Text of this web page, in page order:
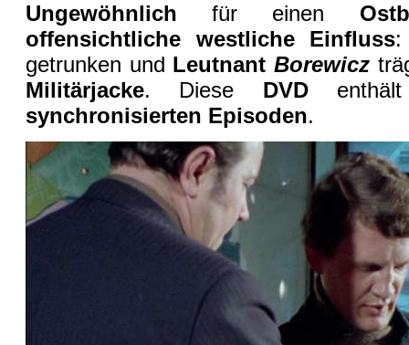
Ungewöhnlichfür einen
offensichtliche westliche Einfluss:
getrunken und LeutnantBorewicz
Militärjacke. Diese DVD
synchronisierten Episoden.